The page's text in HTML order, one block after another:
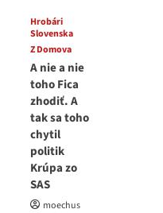
Hrobári
Slovenska
Z Domova
A nie a nie
toho Fica
zhodiť. A
tak sa toho
chytil
politik
Krúpa zo
SAS
moechus